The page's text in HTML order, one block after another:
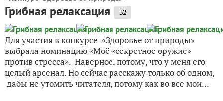
Грибная релаксация 32
Для участия в конкурсе «Здоровье от природы»
выбрала номинацию «Моё «секретное оружие»
против стресса». Наверное, потому, что у меня его
целый арсенал. Но сейчас расскажу только об одном,
дабы не утомить читателя, потому как во все мои...